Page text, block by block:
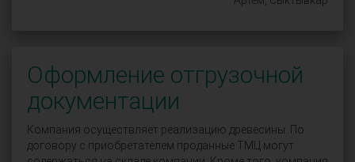
Оформление отгрузочной
документации
Компания осуществляет реализацию древесины. По
договору с приобретателем проданные ТМЦ могут